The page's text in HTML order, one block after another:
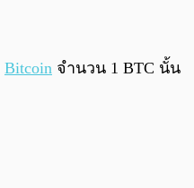
Bitcoin จำนวน 1 BTC นั้น